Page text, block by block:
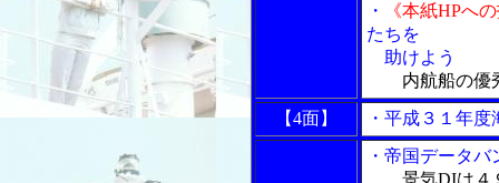
・
《本紙HPへ
たちを
助けよう
内航船の
【4面】
・平成３１年
・帝国データ
景気DIは４